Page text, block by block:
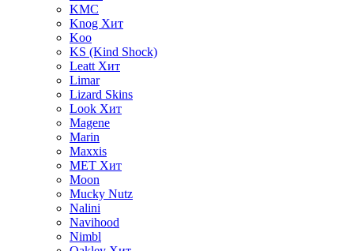
KMC
Knog Хит
Koo
KS (Kind Shock)
Leatt Хит
Limar
Lizard Skins
Look Хит
Magene
Marin
Maxxis
MET Хит
Moon
Mucky Nutz
Nalini
Navihood
Nimbl